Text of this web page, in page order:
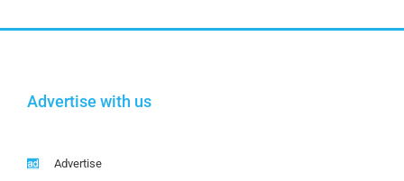
Advertise with us
Advertise